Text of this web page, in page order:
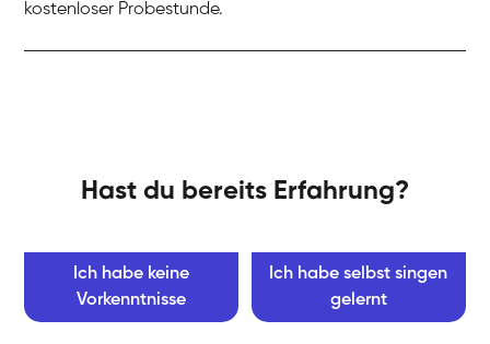
kostenloser Probestunde.
Hast du bereits Erfahrung?
Ich habe keine
Vorkenntnisse
Ich habe selbst singen
gelernt